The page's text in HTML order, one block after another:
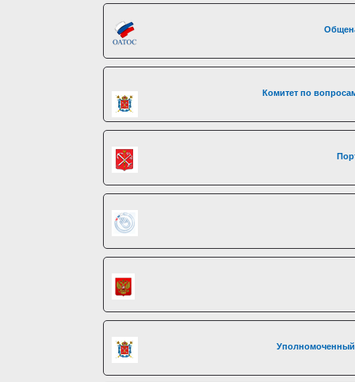
Комитет по
Уполномоченный